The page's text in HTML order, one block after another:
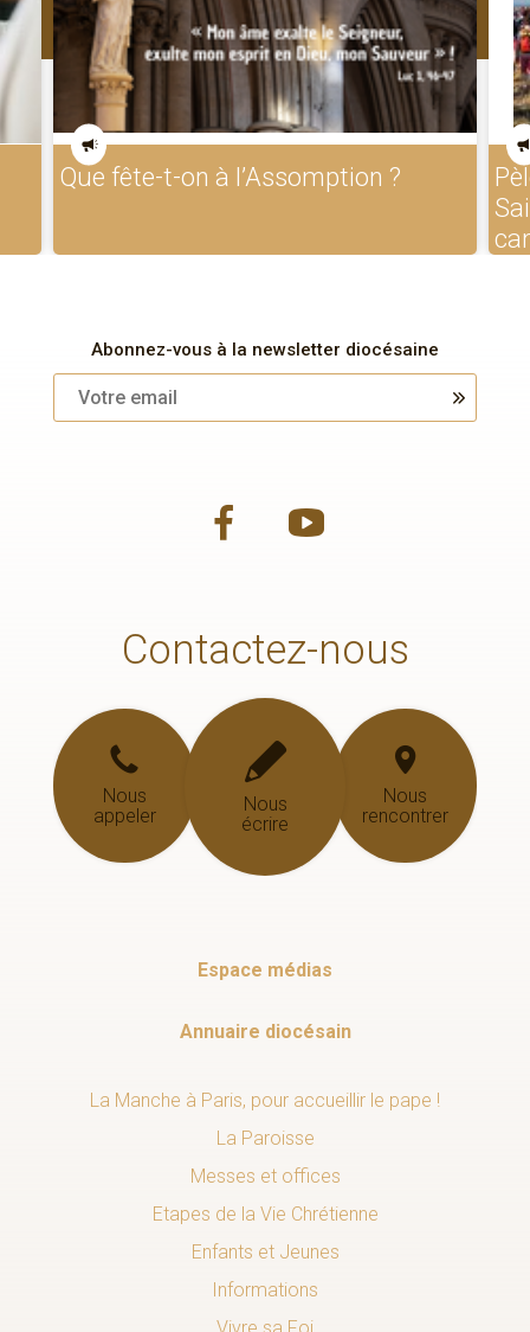
Que fête-t-on à l’Assomption ?
Abonnez-vous à la newsletter diocésaine
Contactez-nous
Nous
appeler
Nous
écrire
Nous
rencontrer
Espace médias
Annuaire diocésain
La Manche à Paris, pour accueillir le pape !
La Paroisse
Messes et offices
Etapes de la Vie Chrétienne
Enfants et Jeunes
Informations